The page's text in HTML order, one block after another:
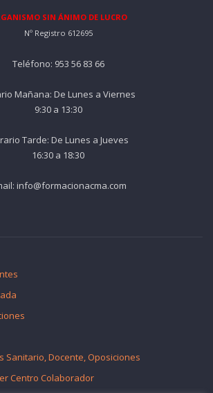
SIN ÁNIMO DE LUCRO
Nº Registro 612695
Teléfono: 953 56 83 66
Mañana: De Lunes a Viernes
9:30 a 13:30
Tarde: De Lunes a Jueves
16:30 a 18:30
info@formacionacma.com
Sanitario, Docente, Oposiciones
Centro Colaborador